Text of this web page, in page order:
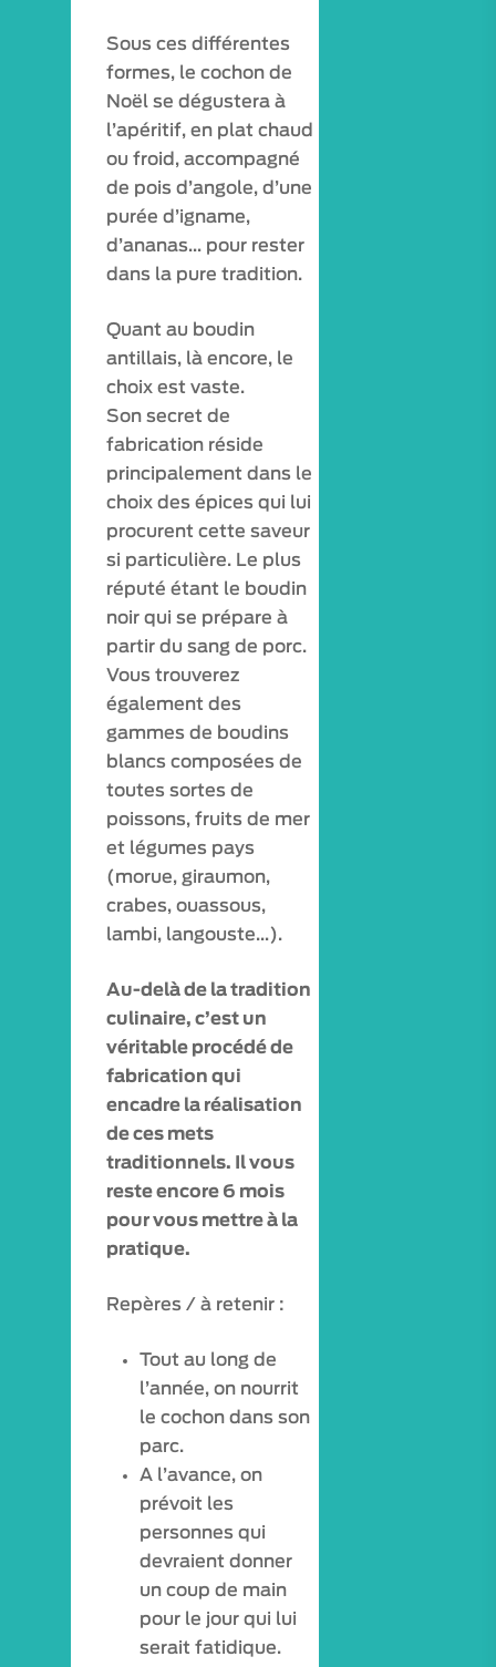
Sous ces différentes
formes, le cochon de
Noël se dégustera à
l’apéritif, en plat chaud
ou froid, accompagné
de pois d’angole, d’une
purée d’igname,
d’ananas… pour rester
dans la pure tradition.
Quant au boudin
antillais, là encore, le
choix est vaste.
Son secret de
fabrication réside
principalement dans le
choix des épices qui lui
procurent cette saveur
si particulière. Le plus
réputé étant le boudin
noir qui se prépare à
partir du sang de porc.
Vous trouverez
également des
gammes de boudins
blancs composées de
toutes sortes de
poissons, fruits de mer
et légumes pays
(morue, giraumon,
crabes, ouassous,
lambi, langouste…).
Au-delà de la tradition
culinaire, c’est un
véritable procédé de
fabrication qui
encadre la réalisation
de ces mets
traditionnels. Il vous
reste encore 6 mois
pour vous mettre à la
pratique.
Repères / à retenir :
Tout au long de
l’année, on nourrit
le cochon dans son
parc.
A l’avance, on
prévoit les
personnes qui
devraient donner
un coup de main
pour le jour qui lui
serait fatidique.